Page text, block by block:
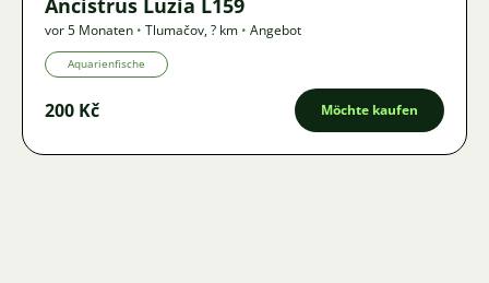
Ancistrus Luzia L159
vor 5 Monaten • Tlumačov,? km • Angebot
Aquarienfische
200 Kč Möchte kaufen